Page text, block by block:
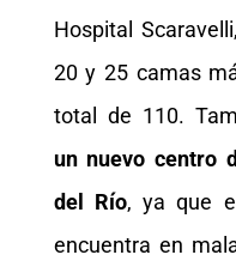
Hospital
20 y 25 camas
total de 110.
un nuevo centro
del Río, ya que
encuentra en